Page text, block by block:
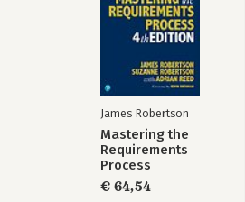
James Robertson
Mastering the
Requirements
Process
€ 64,54